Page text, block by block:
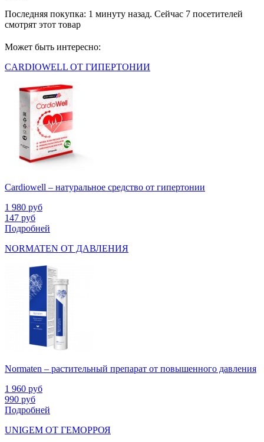
Последняя покупка: 1 минуту назад. Сейчас 7 посетителей
смотрят этот товар
Может быть интересно:
CARDIOWELL ОТ ГИПЕРТОНИИ
Cardiowell – натуральное средство от гипертонии
1 980 руб
147 руб
Подробней
NORMATEN ОТ ДАВЛЕНИЯ
Normaten – растительный препарат от повышенного давления
1 960 руб
990 руб
Подробней
UNIGEM ОТ ГЕМОРРОЯ